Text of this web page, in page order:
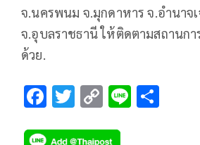
จ.นครพนม จ.มุกดาหาร จ.อำนาจ
จ.อุบลราชธานี ให้ติดตามสถานก
ด้วย.
F T C Li